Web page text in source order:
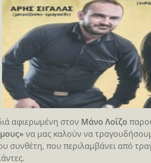
αφιερωμένη στον Μάνο Λοΐζο
να μας καλούν να
συνθέτη, που περιλαμβάνει από